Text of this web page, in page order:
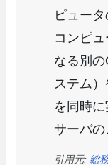
ピュー
コンピ
なる別
ステム
を同時
サーバの
引用元: 総